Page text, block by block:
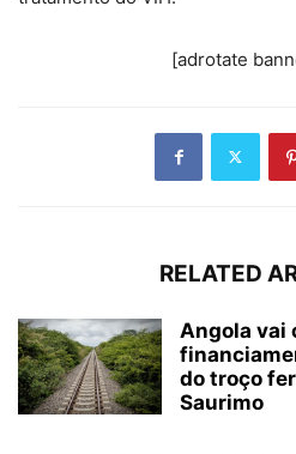
[adrotate
RELATED
Angola vai
do troço
Saurimo